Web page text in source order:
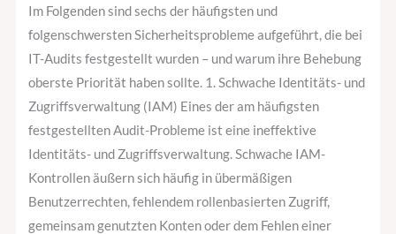
Im Folgenden sind sechs der häufigsten und
folgenschwersten Sicherheitsprobleme aufgeführt, die bei
IT-Audits festgestellt wurden – und warum ihre Behebung
oberste Priorität haben sollte. 1. Schwache Identitäts- und
Zugriffsverwaltung (IAM) Eines der am häufigsten
festgestellten Audit-Probleme ist eine ineffektive
Identitäts- und Zugriffsverwaltung. Schwache IAM-
Kontrollen äußern sich häufig in übermäßigen
Benutzerrechten, fehlendem rollenbasierten Zugriff,
gemeinsam genutzten Konten oder dem Fehlen einer